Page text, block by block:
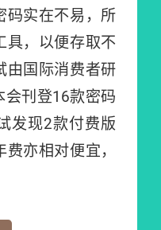
码实在不易，所
具，以便存取不
由国际消费者研
会刊登16款密码
发现2款付费版
亦相对便宜，